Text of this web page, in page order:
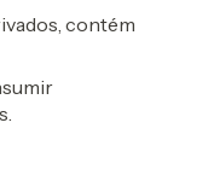
contém